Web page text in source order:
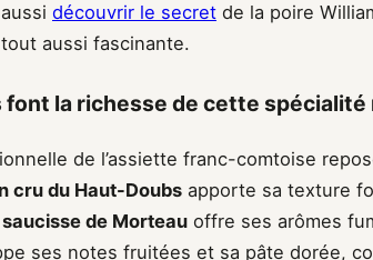
découvrir le secret de la poire
aussi fascinante.
la richesse de cette spécialité
de l’assiette franc-comtoise
cru du Haut-Doubs apporte sa texture
saucisse de Morteau offre ses arômes
ses notes fruitées et sa pâte dorée,